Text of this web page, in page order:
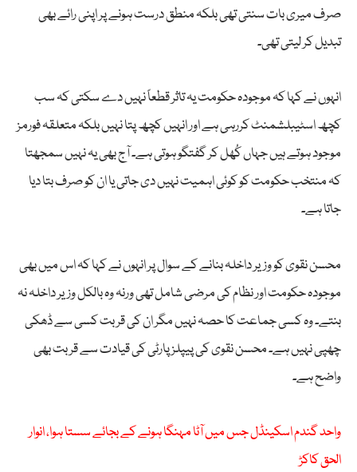
صرف میری بات سنتی تھی بلکہ منطق درست ہونے پر اپنی رائے بھی
تبدیل کر لیتی تھی۔
انہوں نے کہا کہ موجودہ حکومت یہ تاثر قطعاً نہیں دے سکتی کہ سب
کچھ اسٹیبلشمنٹ کررہی ہے اور انہیں کچھ پتا نہیں بلکہ متعلقہ فورمز
موجود ہوتے ہیں جہاں کُھل کر گفتگو ہوتی ہے۔ آج بھی یہ نہیں سمجھتا
کہ منتخب حکومت کو کوئی اہمیت نہیں دی جاتی یا ان کو صرف بتا دیا
جاتا ہے۔
محسن نقوی کو وزیر داخلہ بنانے کے سوال پر انہوں نے کہا کہ اس میں بھی
موجودہ حکومت اور نظام کی مرضی شامل تھی ورنہ وہ بالکل وزیر داخلہ نہ
بنتے۔ وہ کسی جماعت کا حصہ نہیں مگر ان کی قربت کسی سے ڈھکی
چھپی نہیں ہے۔ محسن نقوی کی پیپلز پارٹی کی قیادت سے قربت بھی
واضح ہے۔
واحد گندم اسکینڈل جس میں آٹا مہنگا ہونے کے بجائے سستا ہوا، انوار
الحق کاکڑ